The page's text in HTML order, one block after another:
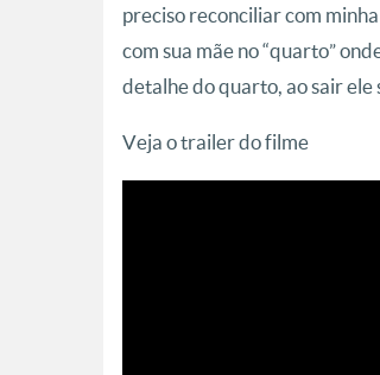
preciso reconciliar com
com sua mãe no “quarto”
detalhe do quarto, ao sair ele
Veja o trailer do filme